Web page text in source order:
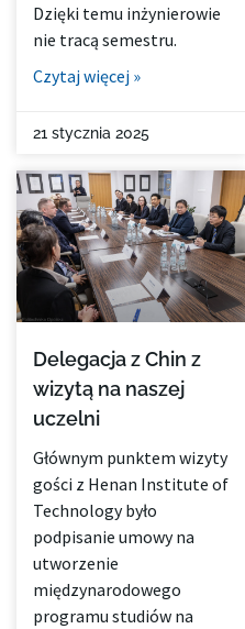
Dzięki temu inżynierowie
nie tracą semestru.
Czytaj więcej »
21 stycznia 2025
Delegacja z Chin z
wizytą na naszej
uczelni
Głównym punktem wizyty
gości z Henan Institute of
Technology było
podpisanie umowy na
utworzenie
międzynarodowego
programu studiów na